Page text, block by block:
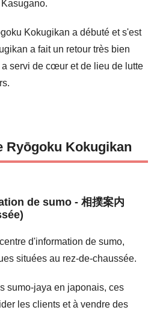
Kokugikan a débuté et s'est
a fait un retour très bien
servi de cœur et de lieu de lutte
Ryōgoku Kokugikan
de sumo - 相撲案内
d'information de sumo,
situées au rez-de-chaussée.
sumo-jaya en japonais, ces
les clients et à vendre des